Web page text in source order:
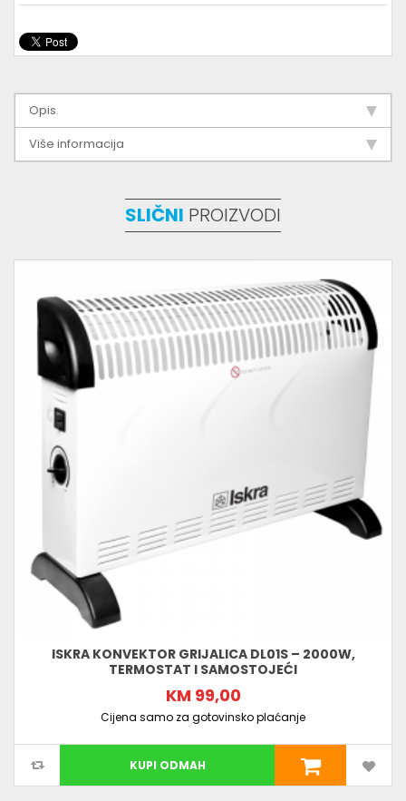
Opis
Više informacija
SLIČNI PROIZVODI
ISKRA KONVEKTOR GRIJALICA DL01S – 2000W,
TERMOSTAT I SAMOSTOJEĆI
KM 99,00
Cijena samo za gotovinsko plaćanje
KUPI ODMAH